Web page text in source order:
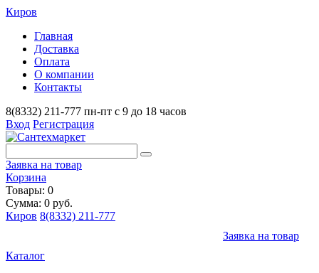
Киров
Главная
Доставка
Оплата
О компании
Контакты
8(8332) 211-777 пн-пт с 9 до 18 часов
Вход Регистрация
Заявка на товар
Корзина
Товары: 0
Сумма: 0 руб.
Киров 8(8332) 211-777
Заявка на товар
Каталог